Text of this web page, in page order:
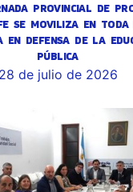
PROVINCIAL DE
SE MOVILIZA EN
EN DEFENSA DE LA
PÚBLICA
28 de julio de 2026